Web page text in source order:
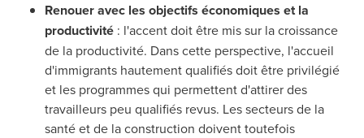
Renouer avec les objectifs économiques et la
productivité : l'accent doit être mis sur la croissance
de la productivité. Dans cette perspective, l'accueil
d'immigrants hautement qualifiés doit être privilégié
et les programmes qui permettent d'attirer des
travailleurs peu qualifiés revus. Les secteurs de la
santé et de la construction doivent toutefois